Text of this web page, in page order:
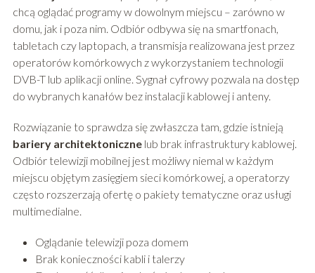
chcą oglądać programy w dowolnym miejscu – zarówno w
domu, jak i poza nim. Odbiór odbywa się na smartfonach,
tabletach czy laptopach, a transmisja realizowana jest przez
operatorów komórkowych z wykorzystaniem technologii
DVB-T lub aplikacji online. Sygnał cyfrowy pozwala na dostęp
do wybranych kanałów bez instalacji kablowej i anteny.
Rozwiązanie to sprawdza się zwłaszcza tam, gdzie istnieją
bariery architektonicznelub brak infrastruktury kablowej.
Odbiór telewizji mobilnej jest możliwy niemal w każdym
miejscu objętym zasięgiem sieci komórkowej, a operatorzy
często rozszerzają ofertę o pakiety tematyczne oraz usługi
multimedialne.
Oglądanie telewizji poza domem
Brak konieczności kabli i talerzy